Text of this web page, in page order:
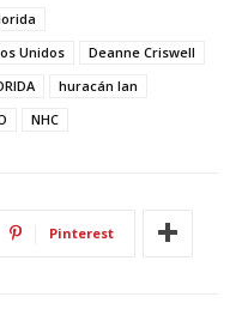
Unidos
Deanne Criswell
huracán Ian
NHC
Pinterest